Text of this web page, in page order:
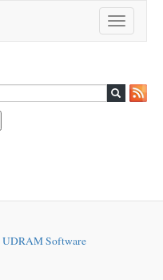
Toggle
navigation
UDRAM Software